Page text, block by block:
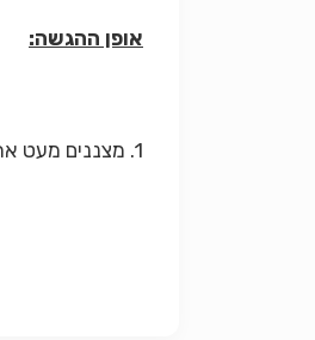
אופן ההגשה:
1. מצננים מעט את הליפתן לפני ההגשה.